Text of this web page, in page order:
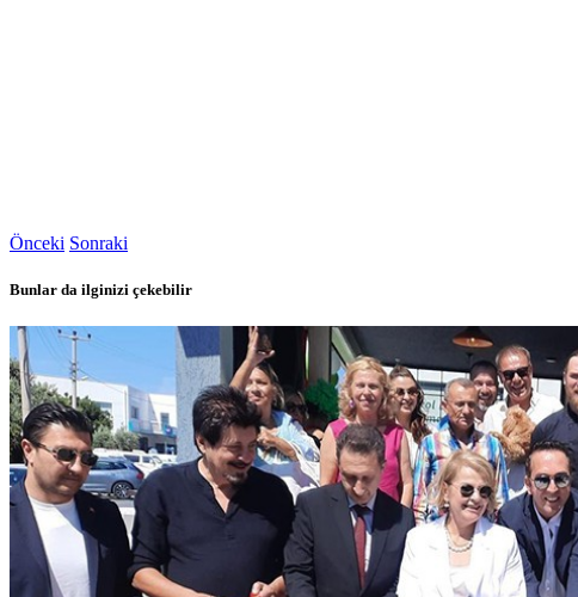
Önceki Sonraki
Bunlar da ilginizi çekebilir